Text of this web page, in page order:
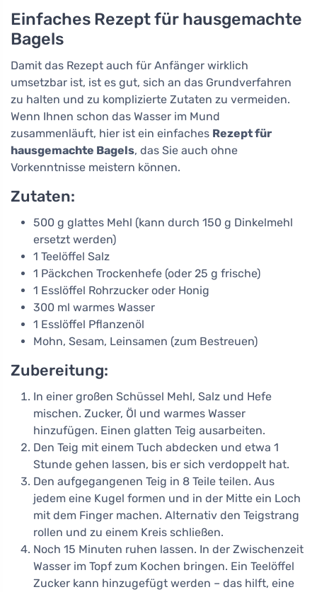
Einfaches Rezept für hausgemachte
Bagels
Damit das Rezept auch für Anfänger wirklich
umsetzbar ist, ist es gut, sich an das Grundverfahren
zu halten und zu komplizierte Zutaten zu vermeiden.
Wenn Ihnen schon das Wasser im Mund
zusammenläuft, hier ist ein einfaches Rezept für
hausgemachte Bagels, das Sie auch ohne
Vorkenntnisse meistern können.
Zutaten:
500 g glattes Mehl (kann durch 150 g Dinkelmehl
ersetzt werden)
1 Teelöffel Salz
1 Päckchen Trockenhefe (oder 25 g frische)
1 Esslöffel Rohrzucker oder Honig
300 ml warmes Wasser
1 Esslöffel Pflanzenöl
Mohn, Sesam, Leinsamen (zum Bestreuen)
Zubereitung:
In einer großen Schüssel Mehl, Salz und Hefe
mischen. Zucker, Öl und warmes Wasser
hinzufügen. Einen glatten Teig ausarbeiten.
Den Teig mit einem Tuch abdecken und etwa 1
Stunde gehen lassen, bis er sich verdoppelt hat.
Den aufgegangenen Teig in 8 Teile teilen. Aus
jedem eine Kugel formen und in der Mitte ein Loch
mit dem Finger machen. Alternativ den Teigstrang
rollen und zu einem Kreis schließen.
Noch 15 Minuten ruhen lassen. In der Zwischenzeit
Wasser im Topf zum Kochen bringen. Ein Teelöffel
Zucker kann hinzugefügt werden – das hilft, eine